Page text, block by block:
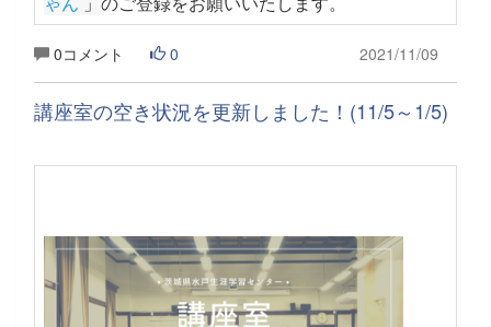
0コメント 0 2021/11/09
講座室の空き状況を更新しました！(11/5～1/5)